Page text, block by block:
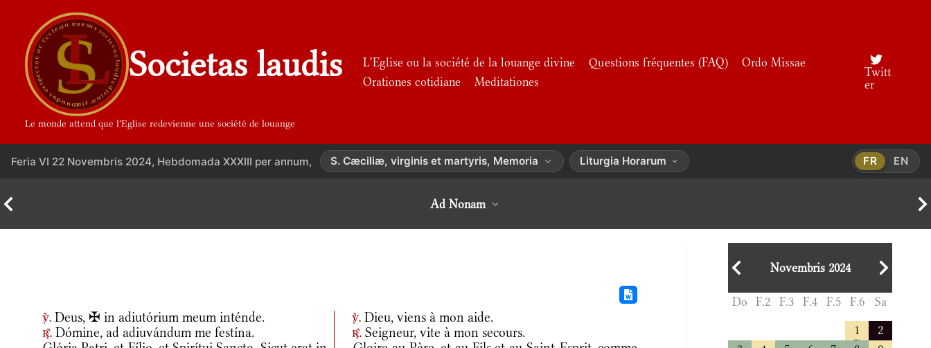
contenu
Societas laudis
Le monde attend que l'Eglise redevienne une société de louange
L’Eglise ou la société de la louange divine Questions fréquentes (FAQ)
Ordo Missae
Orationes cotidiane
Meditationes
Twitt
er
Feria VI 22 Novembris 2024, Hebdomada XXXIII per annum, S. Cæciliæ, virginis et martyris, Memoria Liturgia Horarum FR EN
Ad Nonam
v. Deus, ✠ in adiutórium meum inténde. v. Dieu, viens à mon aide.
r. Dómine, ad adiuvándum me festína. r. Seigneur, vite à mon secours.
Novembris 2024
Do F.2 F.3 F.4 F.5 F.6 Sa
1
2